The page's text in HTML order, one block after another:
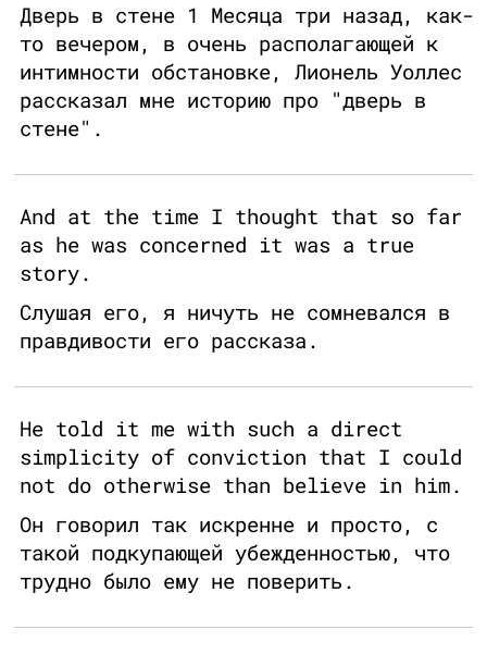
Дверь в стене 1 Месяца три назад, как-
то вечером, в очень располагающей к
интимности обстановке, Лионель Уоллес
рассказал мне историю про "дверь в
стене".
And at the time I thought that so far
as he was concerned it was a true
story.
Слушая его, я ничуть не сомневался в
правдивости его рассказа.
He told it me with such a direct
simplicity of conviction that I could
not do otherwise than believe in him.
Он говорил так искренне и просто, с
такой подкупающей убежденностью, что
трудно было ему не поверить.